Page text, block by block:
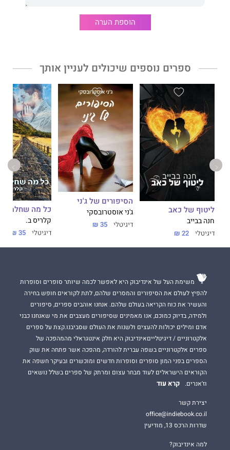
הוספת הערה
ספרים נוספים שיכולים לעניין אותך
ליטוף של כאב
חנה בבייב
דיגיטלי 22 ₪
הסיפורים של ג'ני
ג'ני אוסטרובסקי
דיגיטלי 35 ₪
כל מה שחלמתי
קלריס ב.
דיגיטלי 35 ₪
משימת העל של אינדיבוק היא לאפשר לכמה שיותר סופרים וסופרות
להפיץ לעולם את הסיפורים והמסרים שלהם, לתת לקוראים חופש בחירה
והעשיר את כוח הקריאה בעולם שלהם. אנחנו אוהבים ספרים, סיפורים
ולמידה, בדיוק כמוכם, אנו מאמינים שסיפורים מעצבים את מי שאנחנו כבני
אדם ומילים יכולות להעצים ולשנות את העולם שסביבנו.קצת על ספרים
אלקטרוניים / דיגיטלייםאינדיבוק היא חלק אינטגראלי מהמהפכה של
ספרים אלקטרוניים בשפה עברית להורדה, מהפכה אשר פתחה את שוק
הספרים בפני המון סופרים וסופרות חדשים ומוכשרים ובעיקר חשפה את
הקוראים הישראלים לעוד מבחר עצום ומרתק של ספרים בשלל נושאים
וז'אנרים.
קרא עוד
יצירת קשר
office@indiebook.co.il
שדרות הרכס 13, מודיעין
למה אינדיבוק?